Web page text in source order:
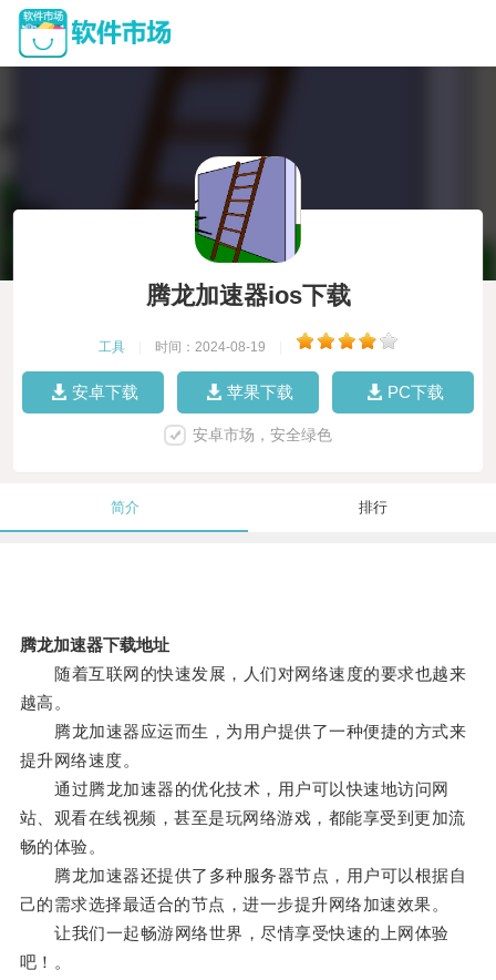
腾龙加速器ios下载
工具 时间：2024-08-19
安卓下载 苹果下载 PC下载
安卓市场，安全绿色
简介 排行
腾龙加速器下载地址
随着互联网的快速发展，人们对网络速度的要求也越来
越高。
腾龙加速器应运而生，为用户提供了一种便捷的方式来
提升网络速度。
通过腾龙加速器的优化技术，用户可以快速地访问网
站、观看在线视频，甚至是玩网络游戏，都能享受到更加流
畅的体验。
腾龙加速器还提供了多种服务器节点，用户可以根据自
己的需求选择最适合的节点，进一步提升网络加速效果。
让我们一起畅游网络世界，尽情享受快速的上网体验
吧！。